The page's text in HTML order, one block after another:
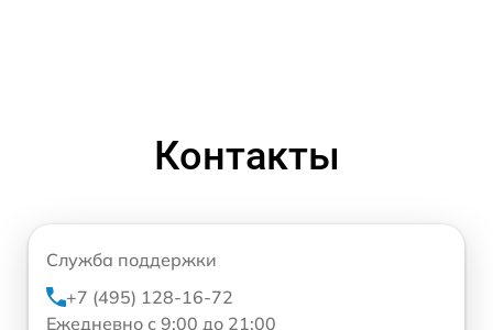
Контакты
Служба поддержки
+7 (495) 128-16-72
Ежедневно с 9:00 до 21:00